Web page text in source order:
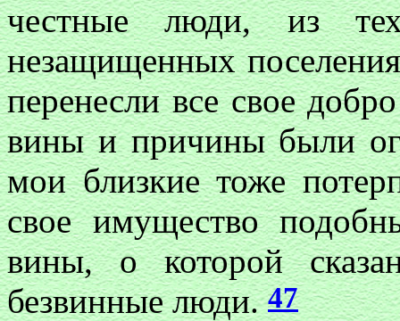
честные люди, из
незащищенных
перенесли все свое
вины и причины были
мои близкие тоже
свое имущество
вины, о которой
безвинные люди.47